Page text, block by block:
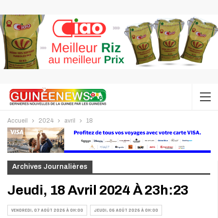
Accueil 2024 avril 18
Archives Journalières
Jeudi, 18 Avril 2024 À 23h:23
VENDREDI, 07 AOÛT 2026 À 0H:00 JEUDI, 06 AOÛT 2026 À 0H:00